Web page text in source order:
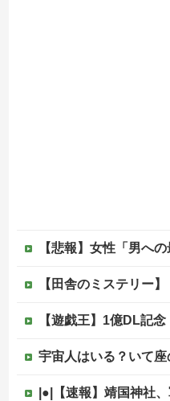
【悲報】女性「男への最大
【田舎のミステリー】 タヌ
【遊戯王】1億DL記念
宇宙人はいる？いて座の方角から72秒間捉え
|●|【速報】靖国神社、軍